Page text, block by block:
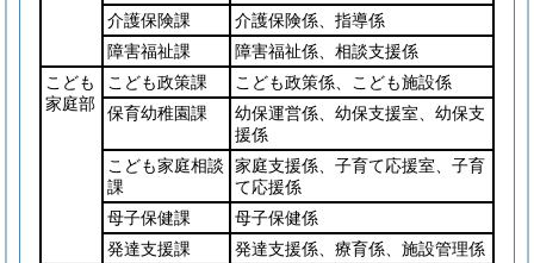
介護保険課
介護保険係、指導係
障害福祉課
障害福祉係、相談支援係
こども
家庭部
こども政策課
こども政策係、こども施設係
保育幼稚園課
幼保運営係、幼保支援室、幼保支
援係
こども家庭相談
課
家庭支援係、子育て応援室、子育
て応援係
母子保健課
母子保健係
発達支援課
発達支援係、療育係、施設管理係